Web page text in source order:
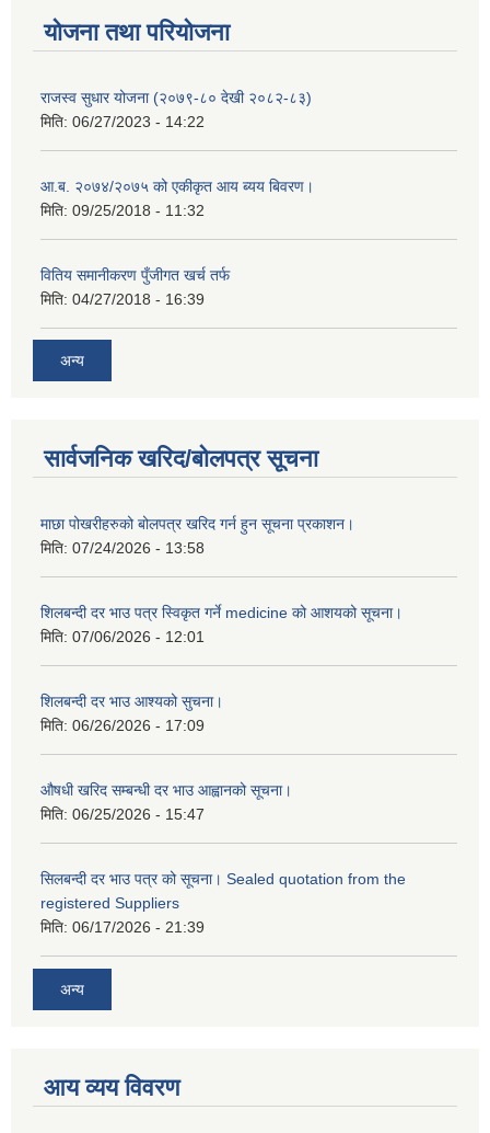
योजना तथा परियोजना
राजस्व सुधार योजना (२०७९-८० देखी २०८२-८३)
मिति: 06/27/2023 - 14:22
आ.ब. २०७४/२०७५ को एकीकृत आय ब्यय बिवरण।
मिति: 09/25/2018 - 11:32
वितिय समानीकरण पुँजीगत खर्च तर्फ
मिति: 04/27/2018 - 16:39
अन्य
सार्वजनिक खरिद/बोलपत्र सूचना
माछा पोखरीहरुको बोलपत्र खरिद गर्न हुन सूचना प्रकाशन।
मिति: 07/24/2026 - 13:58
शिलबन्दी दर भाउ पत्र स्विकृत गर्ने medicine को आशयको सूचना।
मिति: 07/06/2026 - 12:01
शिलबन्दी दर भाउ आश्यको सुचना।
मिति: 06/26/2026 - 17:09
औषधी खरिद सम्बन्धी दर भाउ आह्वानको सूचना।
मिति: 06/25/2026 - 15:47
सिलबन्दी दर भाउ पत्र को सूचना। Sealed quotation from the
registered Suppliers
मिति: 06/17/2026 - 21:39
अन्य
आय व्यय विवरण